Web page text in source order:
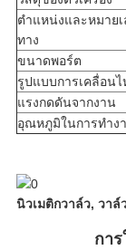
ตำแหน่งและหมาย
ทาง
ขนาดพอร์ต
รูปแบบการเคลื่อนไ
แรงกดดันจากงาน
อุณหภูมิในการทำง
นิวเมติกวาล์ว, วาล์
กา